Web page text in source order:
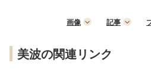
画像 記事
美波の関連リンク